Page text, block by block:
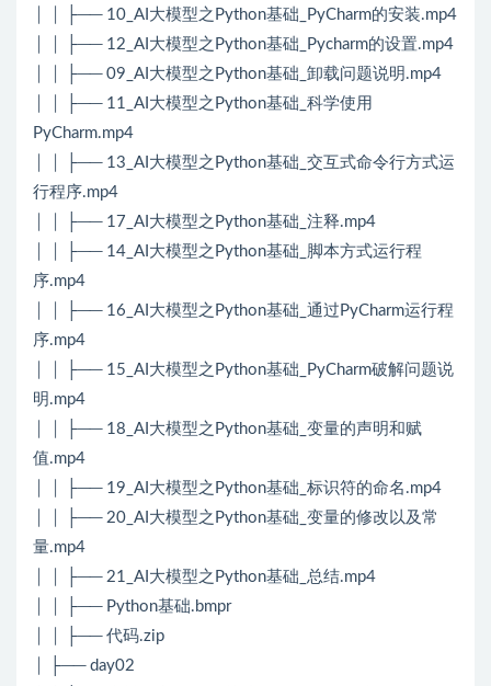
│ │ ├── 10_AI大模型之Python基础_PyCharm的安装.mp4
│ │ ├── 12_AI大模型之Python基础_Pycharm的设置.mp4
│ │ ├── 09_AI大模型之Python基础_卸载问题说明.mp4
│ │ ├── 11_AI大模型之Python基础_科学使用
PyCharm.mp4
│ │ ├── 13_AI大模型之Python基础_交互式命令行方式运
行程序.mp4
│ │ ├── 17_AI大模型之Python基础_注释.mp4
│ │ ├── 14_AI大模型之Python基础_脚本方式运行程
序.mp4
│ │ ├── 16_AI大模型之Python基础_通过PyCharm运行程
序.mp4
│ │ ├── 15_AI大模型之Python基础_PyCharm破解问题说
明.mp4
│ │ ├── 18_AI大模型之Python基础_变量的声明和赋
值.mp4
│ │ ├── 19_AI大模型之Python基础_标识符的命名.mp4
│ │ ├── 20_AI大模型之Python基础_变量的修改以及常
量.mp4
│ │ ├── 21_AI大模型之Python基础_总结.mp4
│ │ ├── Python基础.bmpr
│ │ ├── 代码.zip
│ ├── day02